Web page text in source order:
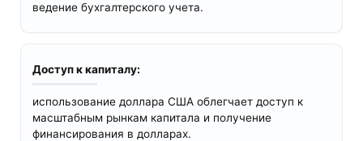
ведение бухгалтерского учета.
Доступ к капиталу:
использование доллара США облегчает доступ к
масштабным рынкам капитала и получение
финансирования в долларах.